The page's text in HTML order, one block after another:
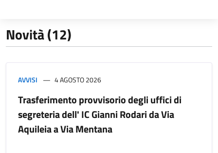
Novità (12)
AVVISI 4 AGOSTO 2026
Trasferimento provvisorio degli uffici di
segreteria dell' IC Gianni Rodari da Via
Aquileia a Via Mentana